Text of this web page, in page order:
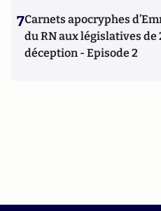
7Carnets apocryphes
du RN aux législatives de
déception - Episode 2